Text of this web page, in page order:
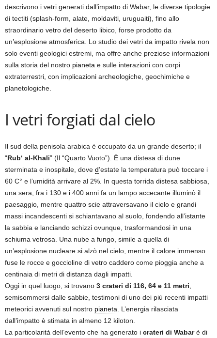
descrivono i vetri generati dall’impatto di Wabar, le diverse tipologie
di tectiti (splash-form, alate, moldaviti, uruguaiti), fino allo
straordinario vetro del deserto libico, forse prodotto da
un’esplosione atmosferica. Lo studio dei vetri da impatto rivela non
solo eventi geologici estremi, ma offre anche preziose informazioni
sulla storia del nostro pianeta e sulle interazioni con corpi
extraterrestri, con implicazioni archeologiche, geochimiche e
planetologiche.
I vetri forgiati dal cielo
Il sud della penisola arabica è occupato da un grande deserto; il
“Rub‘ al-Khali” (Il “Quarto Vuoto”). È una distesa di dune
sterminata e inospitale, dove d’estate la temperatura può toccare i
60 C° e l’umidità arrivare al 2%. In questa torrida distesa sabbiosa,
una sera, fra i 130 e i 400 anni fa un lampo accecante illuminò il
paesaggio, mentre quattro scie attraversavano il cielo e grandi
massi incandescenti si schiantavano al suolo, fondendo all’istante
la sabbia e lanciando schizzi ovunque, trasformandosi in una
schiuma vetrosa. Una nube a fungo, simile a quella di
un’esplosione nucleare si alzò nel cielo, mentre il calore immenso
fuse le rocce e goccioline di vetro caddero come pioggia anche a
centinaia di metri di distanza dagli impatti.
Oggi in quel luogo, si trovano 3 crateri di 116, 64 e 11 metri,
semisommersi dalle sabbie, testimoni di uno dei più recenti impatti
meteorici avvenuti sul nostro pianeta. L’energia rilasciata
dall’impatto è stimata in almeno 12 kiloton.
La particolarità dell’evento che ha generato i crateri di Wabarè di